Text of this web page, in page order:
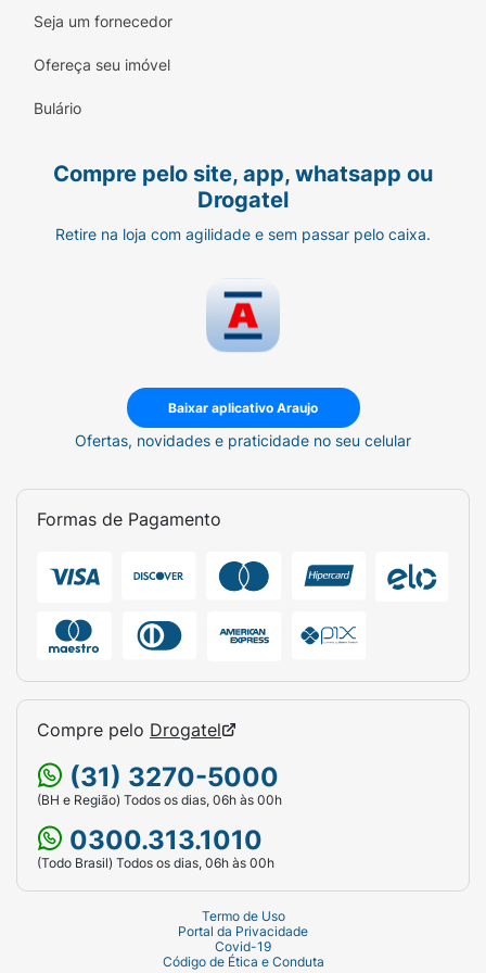
resistente e ideal para o uso diário.
Modo de Usar:
distância.
No cabelo:
Borrife levemente sobre os
de brilho perfumado a cada movimento
Reaplique sempre que quiser renovar
Ficha Técnica:
Marca: Salon Line.
Volume:200ml.
Família Olfativa:
Oriental.
Seja um fornecedor
Ofereça seu imóvel
Bulário
Compre pelo site, app, whatsapp ou
Drogatel
Retire na loja com agilidade e sem passar pelo caixa.
Baixar aplicativo Araujo
Ofertas, novidades e praticidade no seu celular
Formas de Pagamento
Compre pelo Drogatel
(31) 3270-5000
(BH e Região) Todos os dias, 06h às 00h
0300.313.1010
(Todo Brasil) Todos os dias, 06h às 00h
Termo de Uso
Portal da Privacidade
Covid-19
Código de Ética e Conduta